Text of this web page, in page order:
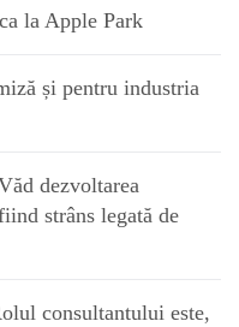
la Apple Park
și pentru industria
dezvoltarea
strâns legată de
consultantului este,